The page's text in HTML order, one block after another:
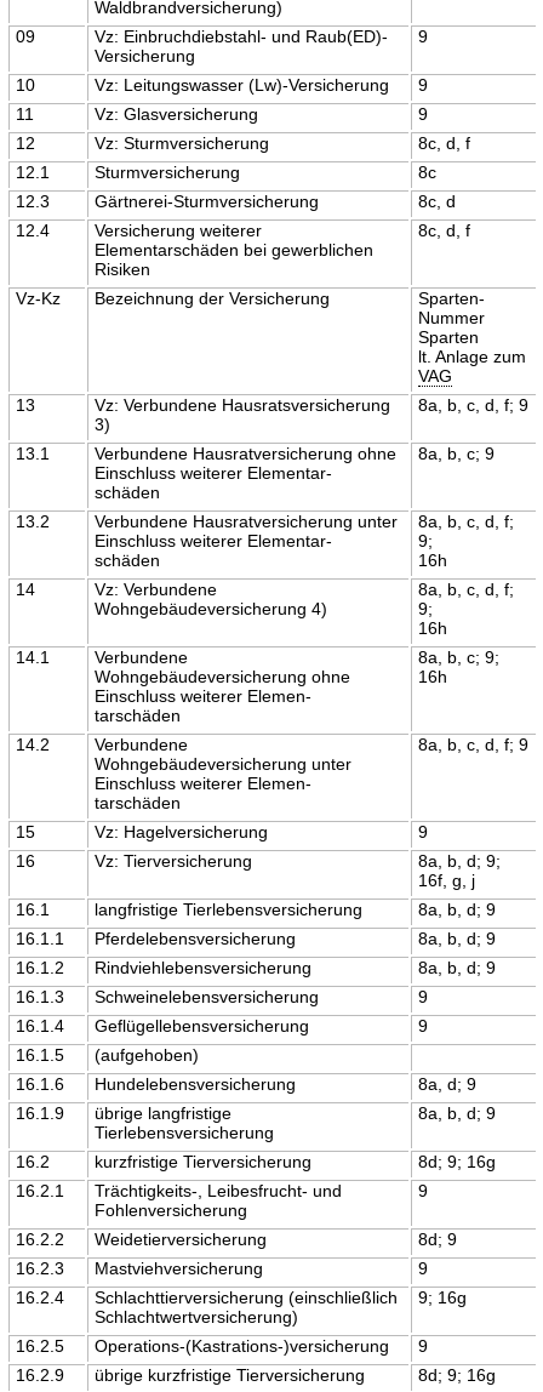
Waldbrandversicherung)
09
Vz: Einbruchdiebstahl- und Raub(ED)-
Versicherung
9
10 Vz: Leitungswasser (Lw)-Versicherung
9
11
Vz: Glasversicherung
9
12
Vz: Sturmversicherung
8c, d, f
12.1
Sturmversicherung
8c
12.3
Gärtnerei-Sturmversicherung
8c, d
12.4
Versicherung weiterer
Elementarschäden bei gewerblichen
Risiken
8c, d, f
Vz-Kz Bezeichnung der Versicherung
Sparten-
Nummer
Sparten
lt. Anlage zum
VAG
13
Vz: Verbundene Hausratsversicherung
3)
8a, b, c, d, f; 9
13.1
Verbundene Hausratversicherung ohne
Einschluss weiterer Elementar-
schäden
8a, b, c; 9
13.2
Verbundene Hausratversicherung unter
Einschluss weiterer Elementar-
schäden
8a, b, c, d, f;
9;
16h
14
Vz: Verbundene
Wohngebäudeversicherung 4)
8a, b, c, d, f;
9;
16h
14.1
Verbundene
Wohngebäudeversicherung ohne
Einschluss weiterer Elemen-
tarschäden
8a, b, c; 9;
16h
14.2
Verbundene
Wohngebäudeversicherung unter
Einschluss weiterer Elemen-
tarschäden
8a, b, c, d, f; 9
15 Vz: Hagelversicherung
9
16
Vz: Tierversicherung
8a, b, d; 9;
16f, g, j
16.1
langfristige Tierlebensversicherung
8a, b, d; 9
16.1.1
Pferdelebensversicherung
8a, b, d; 9
16.1.2
Rindviehlebensversicherung
8a, b, d; 9
16.1.3
Schweinelebensversicherung
9
16.1.4
Geflügellebensversicherung
9
16.1.5
(aufgehoben)
16.1.6
Hundelebensversicherung
8a, d; 9
16.1.9
übrige langfristige
Tierlebensversicherung
8a, b, d; 9
16.2 kurzfristige Tierversicherung
8d; 9; 16g
16.2.1
Trächtigkeits-, Leibesfrucht- und
Fohlenversicherung
9
16.2.2 Weidetierversicherung
8d; 9
16.2.3
Mastviehversicherung
9
16.2.4
Schlachttierversicherung (einschließlich
Schlachtwertversicherung)
9; 16g
16.2.5 Operations-(Kastrations-)versicherung
9
16.2.9
übrige kurzfristige Tierversicherung
8d; 9; 16g